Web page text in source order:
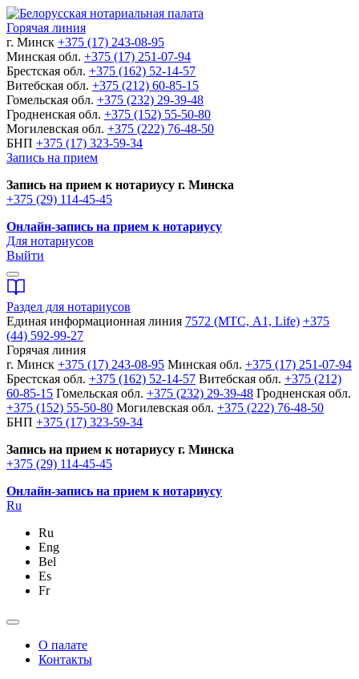
Горячая линия
г. Минск +375 (17) 243-08-95
Минская обл. +375 (17) 251-07-94
Брестская обл. +375 (162) 52-14-57
Витебская обл. +375 (212) 60-85-15
Гомельская обл. +375 (232) 29-39-48
Гродненская обл. +375 (152) 55-50-80
Могилевская обл. +375 (222) 76-48-50
БНП +375 (17) 323-59-34
Запись на прием
Запись на прием к нотариусу г. Минска
+375 (29) 114-45-45
Онлайн-запись на прием к нотариусу
Для нотариусов
Выйти
Раздел для нотариусов
Единая информационная линия 7572 (МТС, A1, Life) +375
(44) 592-99-27
Горячая линия
г. Минск +375 (17) 243-08-95 Минская обл. +375 (17) 251-07-94
Брестская обл. +375 (162) 52-14-57 Витебская обл. +375 (212)
60-85-15 Гомельская обл. +375 (232) 29-39-48 Гродненская обл.
+375 (152) 55-50-80 Могилевская обл. +375 (222) 76-48-50
БНП +375 (17) 323-59-34
Запись на прием к нотариусу г. Минска
+375 (29) 114-45-45
Онлайн-запись на прием к нотариусу
Ru
Ru
Eng
Bel
Es
Fr
О палате
Контакты